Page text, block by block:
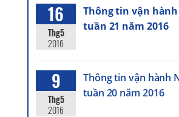
16
Thg5
2016
Thông tin vận hành
tuần 21 năm 2016
9
Thg5
2016
Thông tin vận hành
tuần 20 năm 2016